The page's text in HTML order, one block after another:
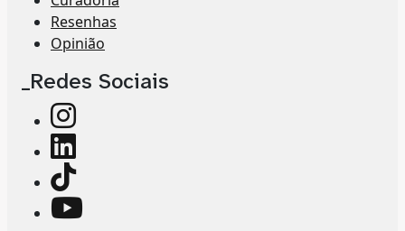
Resenhas
Opinião
_Redes Sociais